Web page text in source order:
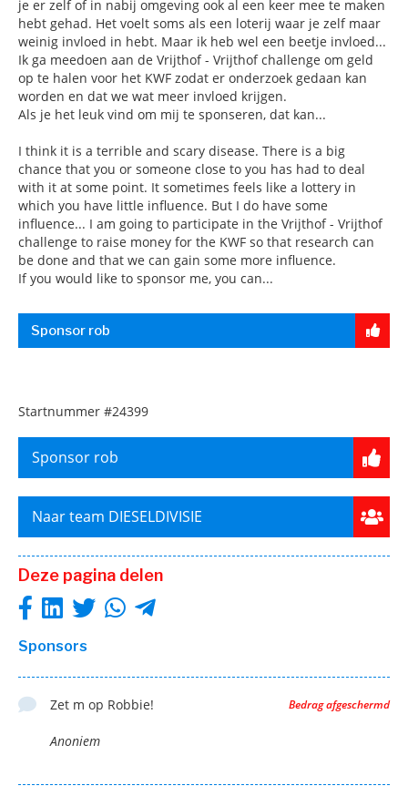
je er zelf of in nabij omgeving ook al een keer mee te maken
hebt gehad. Het voelt soms als een loterij waar je zelf maar
weinig invloed in hebt. Maar ik heb wel een beetje invloed...
Ik ga meedoen aan de Vrijthof - Vrijthof challenge om geld
op te halen voor het KWF zodat er onderzoek gedaan kan
worden en dat we wat meer invloed krijgen.
Als je het leuk vind om mij te sponseren, dat kan...
I think it is a terrible and scary disease. There is a big
chance that you or someone close to you has had to deal
with it at some point. It sometimes feels like a lottery in
which you have little influence. But I do have some
influence... I am going to participate in the Vrijthof - Vrijthof
challenge to raise money for the KWF so that research can
be done and that we can gain some more influence.
If you would like to sponsor me, you can...
Sponsor rob
Startnummer #24399
Sponsor rob
Naar team DIESELDIVISIE
Deze pagina delen
Sponsors
Bedrag afgeschermd
Zet m op Robbie!
Anoniem